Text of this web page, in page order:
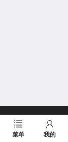
菜单 我的